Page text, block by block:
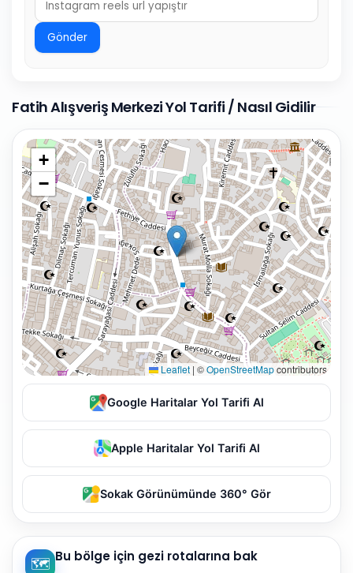
Gönder
Fatih Alışveriş Merkezi Yol Tarifi / Nasıl Gidilir
+
−
Leaflet | ©OpenStreetMapcontributors
Google Haritalar Yol Tarifi Al
Apple Haritalar Yol Tarifi Al
Sokak Görünümünde 360° Gör
🗺️ Bu bölge için gezi rotalarına bak